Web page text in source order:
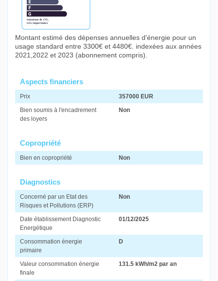
Montant estimé des dépenses annuelles d'énergie pour un
usage standard entre 3300€ et 4480€. indexées aux années
2021,2022 et 2023 (abonnement compris).
Aspects financiers
Prix
357000 EUR
Bien soumis à l'encadrement
des loyers
Non
Copropriété
Bien en copropriété Non
Diagnostics
Concerné par un Etat des
Risques et Pollutions (ERP)
Non
Date établissement Diagnostic
Energétique
01/12/2025
Consommation énergie
primaire
D
Valeur consommation énergie
finale
131.5 kWh/m2 par an